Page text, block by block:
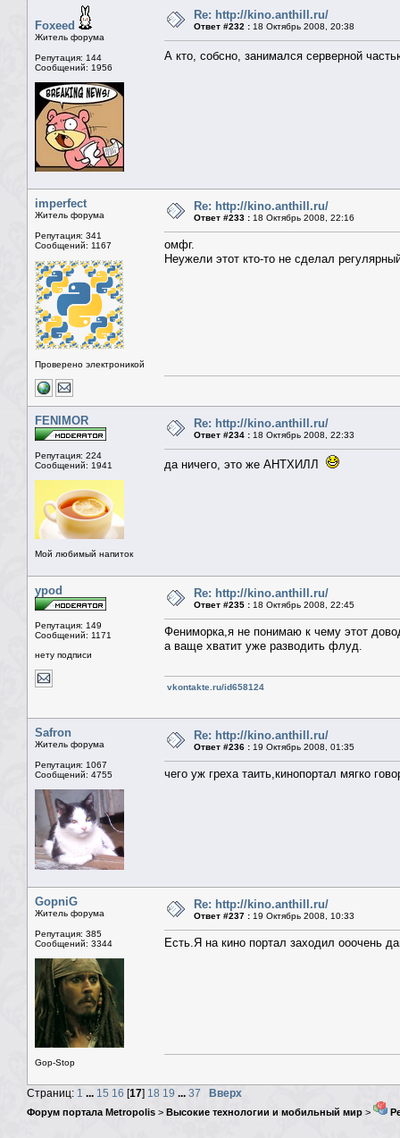
Foxeed
Житель форума
Репутация: 144
Сообщений: 1956
Re: http://kino.anthill.ru/
Ответ #232 : 18 Октябрь 2008, 20:38
А кто, собсно, занимался серверной
imperfect
Житель форума
Репутация: 341
Сообщений: 1167
Проверено электроникой
Re: http://kino.anthill.ru/
Ответ #233 : 18 Октябрь 2008, 22:16
омфг.
Неужели этот кто-то не сделал
FENIMOR
Репутация: 224
Сообщений: 1941
Мой любимый напиток
Re: http://kino.anthill.ru/
Ответ #234 : 18 Октябрь 2008, 22:33
да ничего, это же АНТХИЛЛ
ypod
Репутация: 149
Сообщений: 1171
нету подписи
Re: http://kino.anthill.ru/
Ответ #235 : 18 Октябрь 2008, 22:45
Фениморка,я не понимаю к чему этот
а ваще хватит уже разводить флуд.
vkontakte.ru/id658124
Safron
Житель форума
Репутация: 1067
Сообщений: 4755
Re: http://kino.anthill.ru/
Ответ #236 : 19 Октябрь 2008, 01:35
чего уж греха таить,кинопортал мягко
GopniG
Житель форума
Репутация: 385
Сообщений: 3344
Gop-Stop
Re: http://kino.anthill.ru/
Ответ #237 : 19 Октябрь 2008, 10:33
Есть.Я на кино портал заходил ооочень
Страниц: 1 ... 15 16 [17] 18 19 ... 37 Вверх
Форум портала Metropolis > Высокие технологии и мобильный мир >